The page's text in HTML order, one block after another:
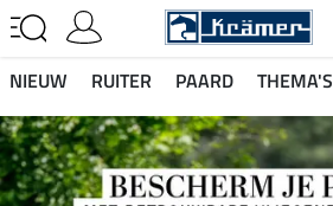
NIEUW RUITER PAARD THEMA'S